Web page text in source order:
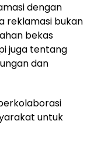
dengan
reklamasi bukan
bekas
juga tentang
dan
untuk